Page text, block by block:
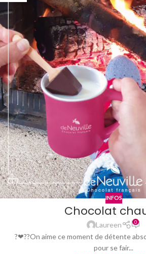
INFOS
Chocolat
Laureen 0
?❤??On aime ce moment de détente
pour se fair...